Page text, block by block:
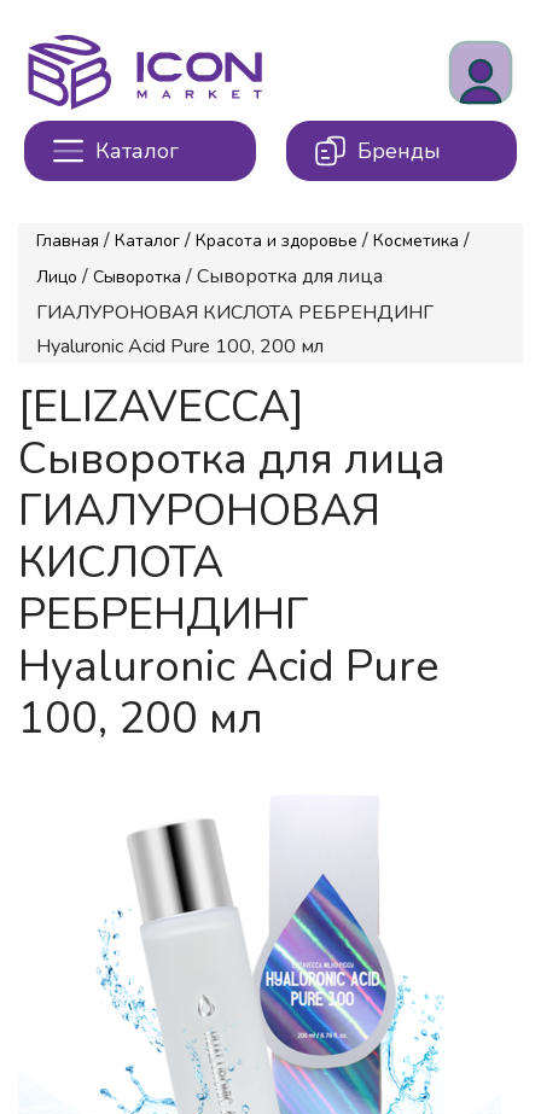
Каталог Бренды
Главная / Каталог / Красота и здоровье / Косметика /
Лицо / Сыворотка / Сыворотка для лица
ГИАЛУРОНОВАЯ КИСЛОТА РЕБРЕНДИНГ
Hyaluronic Acid Pure 100, 200 мл
[ELIZAVECCA]
Сыворотка для лица
ГИАЛУРОНОВАЯ
КИСЛОТА
РЕБРЕНДИНГ
Hyaluronic Acid Pure
100, 200 мл